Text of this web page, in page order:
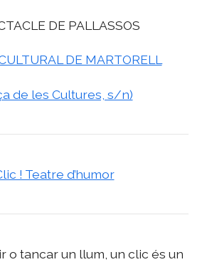
DE PALLASSOS
DE MARTORELL
de les Cultures, s/n)
! Teatre d’humor
o tancar un llum, un clic és un